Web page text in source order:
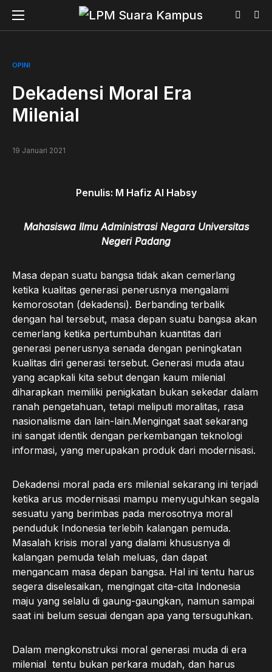
OPINI
Dekadensi Moral Era
Milenial
19 Januari 2021
Penulis: M Hafiz Al Habsy
Mahasiswa Ilmu Administrasi Negara Universitas
Negeri Padang
Masa depan suatu bangsa tidak akan cemerlang
ketika kualitas generasi penerusnya mengalami
kemorosotan (dekadensi). Berbanding terbalik
dengan hal tersebut, masa depan suatu bangsa akan
cemerlang ketika pertumbuhan kuantitas dari
generasi penerusnya senada dengan peningkatan
kualitas diri generasi tersebut. Generasi muda atau
yang acapkali kita sebut dengan kaum milenial
diharapkan memiliki penigkatan bukan sekedar dalam
ranah pengetahuan, tetapi meliputi moralitas, rasa
nasionalisme dan lain-lain.Mengingat saat sekarang
ini sangat identik dengan perkembangan teknologi
informasi, yang merupakan produk dari modernisasi.
Dekadensi moral pada ers milenial sekarang ini terjadi
ketika arus modernisasi mampu menyuguhkan segala
sesuatu yang berimbas pada merosotnya moral
penduduk Indonesia terlebih kalangan pemuda.
Masalah krisis moral yang dialami khususnya di
kalangan pemuda telah meluas, dan dapat
mengancam masa depan bangsa. Hal ini tentu harus
segera diselesaikan, mengingat cita-cita Indonesia
maju yang selalu di gaung-gaungkan, namun sampai
saat ini belum sesuai dengan apa yang tersuguhkan.
Dalam mengkonstruksi moral generasi muda di era
milenial tentu bukan perkara mudah, dan harus